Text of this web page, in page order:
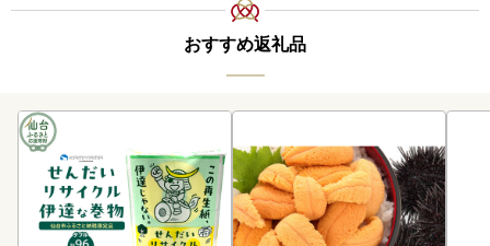
おすすめ返礼品